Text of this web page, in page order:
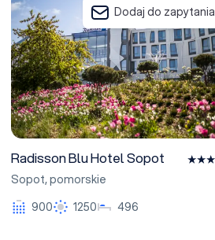
Dodaj do zapytania
Radisson Blu Hotel Sopot
Sopot,pomorskie
900
1250 496